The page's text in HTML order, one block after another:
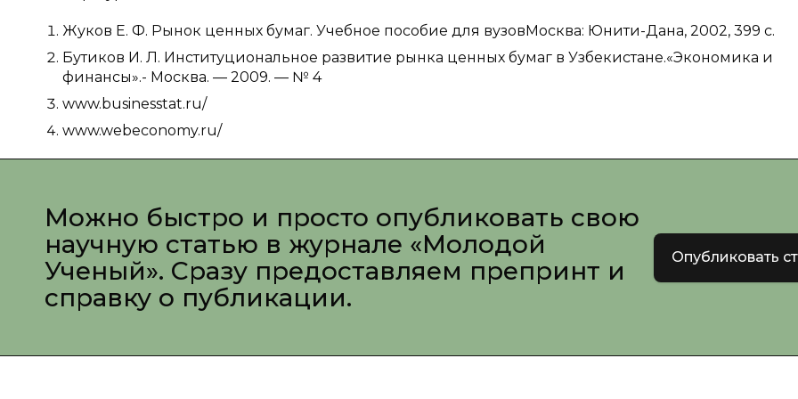
Жуков Е. Ф. Рынок ценных бумаг. Учебное пособие для вузовМосква: Юнити-Дана, 2002, 399 с.
Бутиков И. Л. Институциональное развитие рынка ценных бумаг в Узбекистане.«Экономика и
финансы».- Москва. — 2009. — № 4
www.businesstat.ru/‎
www.webeconomy.ru/
Можно быстро и просто опубликовать свою
научную статью в журнале «Молодой
Ученый». Сразу предоставляем препринт и
справку о публикации.
Опубликовать